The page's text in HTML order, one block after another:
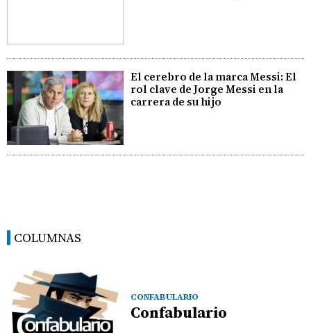
El cerebro de la marca Messi: El
rol clave de Jorge Messi en la
carrera de su hijo
COLUMNAS
CONFABULARIO
Confabulario